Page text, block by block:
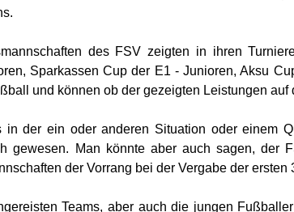
des FSV zeigten in ihren
Sparkassen Cup der E1 - Junioren, Aksu
und können ob der gezeigten Leistungen
in der ein oder anderen Situation oder einem
gewesen. Man könnte aber auch sagen, der
der Vorrang bei der Vergabe der ersten
Teams, aber auch die jungen